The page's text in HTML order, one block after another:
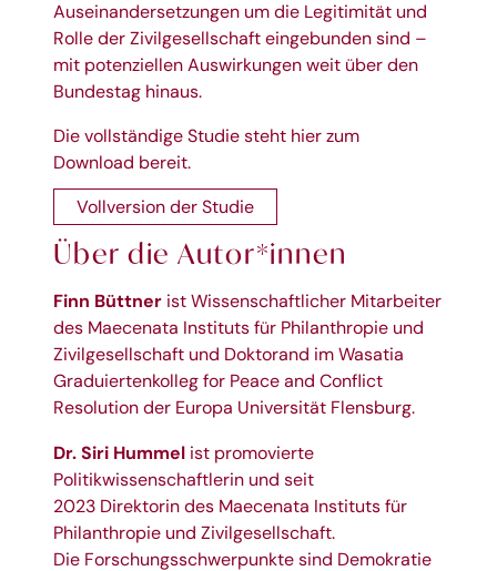
Auseinandersetzungen um die Legitimität und
Rolle der Zivilgesellschaft eingebunden sind –
mit potenziellen Auswirkungen weit über den
Bundestag hinaus.
Die vollständige Studie steht hier zum
Download bereit.
Vollversion der Studie
Über die Autor*innen
Finn Büttner ist Wissenschaftlicher Mitarbeiter
des Maecenata Instituts für Philanthropie und
Zivilgesellschaft und Doktorand im Wasatia
Graduiertenkolleg for Peace and Conflict
Resolution der Europa Universität Flensburg.
Dr. Siri Hummel ist promovierte
Politikwissenschaftlerin und seit
2023 Direktorin des Maecenata Instituts für
Philanthropie und Zivilgesellschaft.
Die Forschungsschwerpunkte sind Demokratie